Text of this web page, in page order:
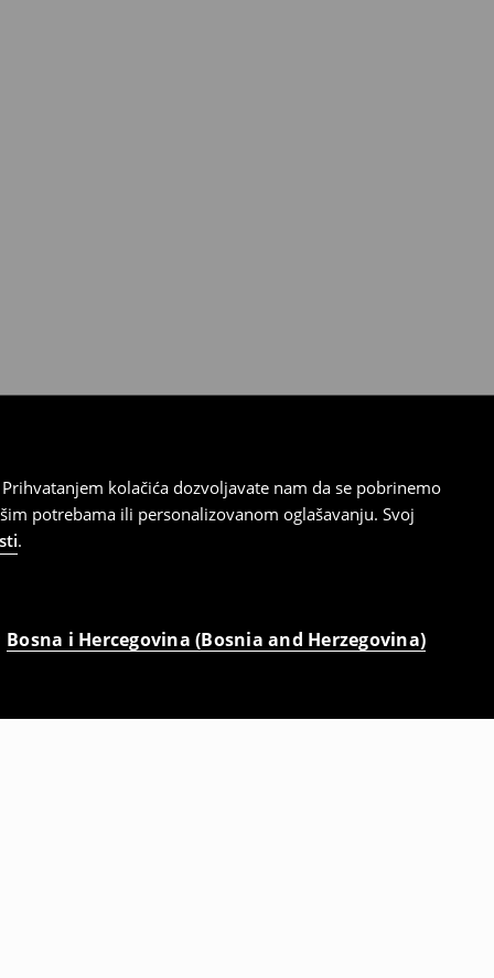
kolačića dozvoljavate nam da se pobrinemo
potrebama ili personalizovanom oglašavanju. Svoj
.
Bosna i Hercegovina (Bosnia and Herzegovina)